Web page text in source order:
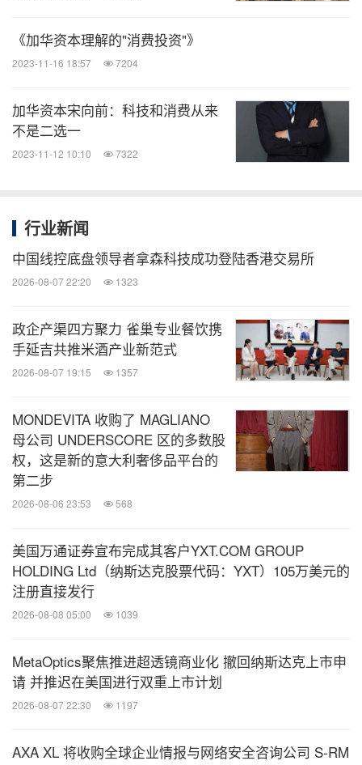
《加华资本理解的"消费投资"》
2023-11-16 18:57 7204
加华资本宋向前：科技和消费从来
不是二选一
2023-11-12 10:10 7322
行业新闻
中国线控底盘领导者拿森科技成功登陆香港交易所
2026-08-07 22:20 1323
政企产渠四方聚力 雀巢专业餐饮携
手延吉共推米酒产业新范式
2026-08-07 19:15 1357
MONDEVITA 收购了 MAGLIANO
母公司 UNDERSCORE 区的多数股
权，这是新的意大利奢侈品平台的
第二步
2026-08-06 23:53 568
美国万通证券宣布完成其客户YXT.COM GROUP
HOLDING Ltd（纳斯达克股票代码：YXT）105万美元的
注册直接发行
2026-08-08 05:00 1039
MetaOptics聚焦推进超透镜商业化 撤回纳斯达克上市申
请 并推迟在美国进行双重上市计划
2026-08-07 22:30 1197
AXA XL 将收购全球企业情报与网络安全咨询公司 S-RM